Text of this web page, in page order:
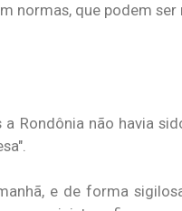
normas, que podem
a Rondônia não havia
e de forma